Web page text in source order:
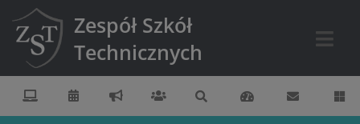
Zespół Szkół
Technicznych